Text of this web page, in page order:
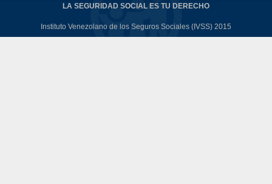
LA SEGURIDAD SOCIAL ES TU DERECHO
Instituto Venezolano de los Seguros Sociales (IVSS) 2015